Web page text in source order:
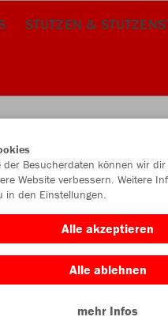
STUTZEN &
der Besucherdaten können wir
Website verbessern. Weitere
in den Einstellungen.
Alle akzeptieren
Alle ablehnen
mehr Infos